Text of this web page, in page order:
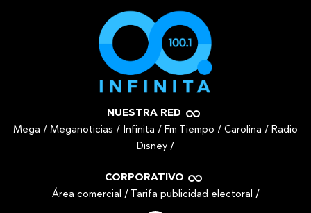
NUESTRA RED
Mega / Meganoticias / Infinita / Fm Tiempo / Carolina / Radio
Disney /
CORPORATIVO
Área comercial / Tarifa publicidad electoral /